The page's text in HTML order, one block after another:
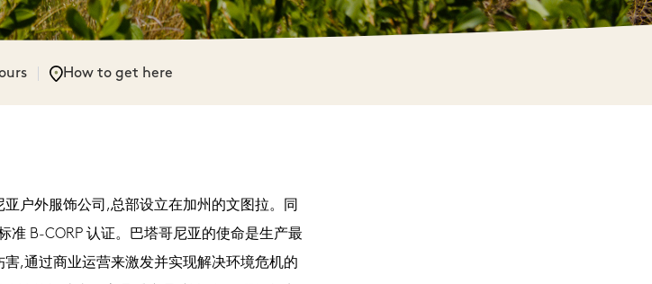
How to get here
户外服饰公司,总部设立在加州的文图拉。同
准 B-CORP 认证。巴塔哥尼亚的使命是生产最
,通过商业运营来激发并实现解决环境危机的